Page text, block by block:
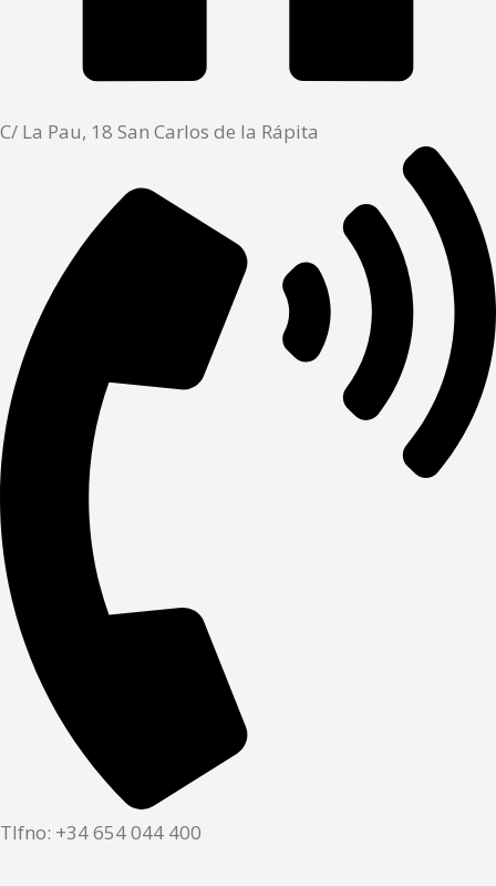
C/ La Pau, 18 San Carlos de la Rápita
Tlfno: +34 654 044 400